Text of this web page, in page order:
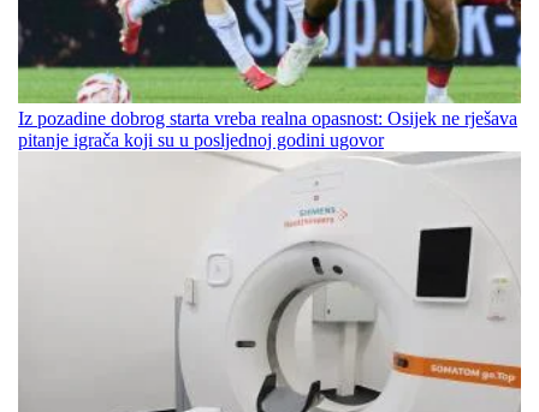
Iz pozadine dobrog starta vreba realna opasnost: Osijek ne rješava
pitanje igrača koji su u posljednoj godini ugovor